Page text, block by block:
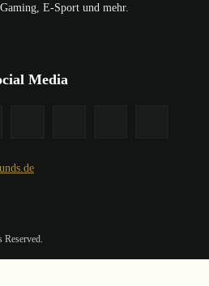
E-Sport und mehr.
Media